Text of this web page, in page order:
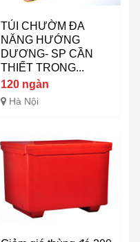
TÚI CHƯỜM ĐA
NĂNG HƯỚNG
DƯƠNG- SP CẦN
THIẾT TRONG...
120 ngàn
Hà Nội